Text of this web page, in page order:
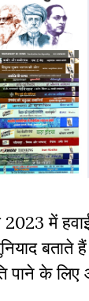
में
पाने के लिए